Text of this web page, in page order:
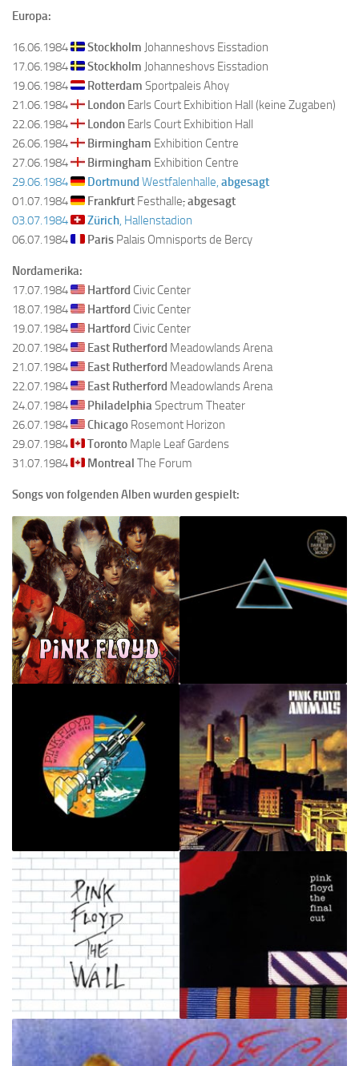
Europa:
16.06.1984 Stockholm Johanneshovs Eisstadion
17.06.1984
Stockholm Johanneshovs Eisstadion
19.06.1984
Rotterdam Sportpaleis Ahoy
21.06.1984
London Earls Court Exhibition Hall (keine Zugaben)
22.06.1984
London Earls Court Exhibition Hall
26.06.1984
Birmingham Exhibition Centre
27.06.1984
Birmingham Exhibition Centre
29.06.1984
Dortmund Westfalenhalle, abgesagt
01.07.1984
Frankfurt Festhalle,abgesagt
03.07.1984
Zürich, Hallenstadion
06.07.1984
Paris Palais Omnisports de Bercy
Nordamerika:
17.07.1984
Hartford Civic Center
18.07.1984
Hartford Civic Center
19.07.1984
Hartford Civic Center
20.07.1984
East Rutherford Meadowlands Arena
21.07.1984
East Rutherford Meadowlands Arena
22.07.1984
East Rutherford Meadowlands Arena
24.07.1984
PhiladelphiaSpectrum Theater
26.07.1984
Chicago Rosemont Horizon
29.07.1984
Toronto Maple Leaf Gardens
31.07.1984
Montreal The Forum
Songs von folgenden Alben wurden gespielt: